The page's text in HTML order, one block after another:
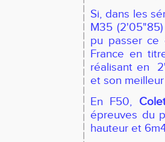
Si, dans les
M35
pu passer ce
France en
réalisant en
et son
En F50,
épreuves du
hauteur et